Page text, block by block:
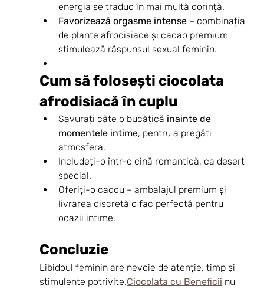
energia se traduc în mai multă dorință.
Favorizează orgasme intense – combinația
de plante afrodisiace și cacao premium
stimulează răspunsul sexual feminin.
Cum să folosești ciocolata
afrodisiacă în cuplu
Savurați câte o bucățică înainte de
momentele intime, pentru a pregăti
atmosfera.
Includeți-o într-o cină romantică, ca desert
special.
Oferiți-o cadou – ambalajul premium și
livrarea discretă o fac perfectă pentru
ocazii intime.
Concluzie
Libidoul feminin are nevoie de atenție, timp și
stimulente potrivite.Ciocolata cu Beneficii nu